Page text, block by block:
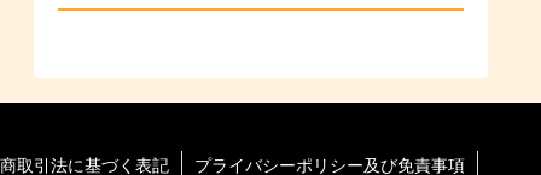
取引法に基づく表記 プライバシーポリシー及び免責事項